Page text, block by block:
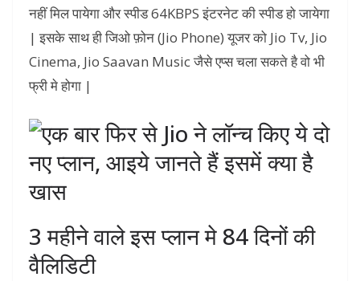
नहीं मिल पायेगा और स्पीड 64KBPS इंटरनेट की स्पीड हो जायेगा
| इसके साथ ही जिओ फ़ोन (Jio Phone) यूजर को Jio Tv, Jio
Cinema, Jio Saavan Music जैसे एप्स चला सकते है वो भी
फ्री मे होगा |
3 महीने वाले इस प्लान मे 84 दिनों की
वैलिडिटी